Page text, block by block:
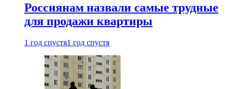
Россиянам назвали самые трудные
для продажи квартиры
1 год спустя1 год спустя